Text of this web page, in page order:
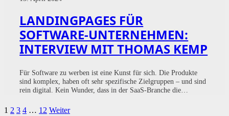
LANDINGPAGES FÜR
SOFTWARE-UNTERNEHMEN:
INTERVIEW MIT THOMAS KEMP
Für Software zu werben ist eine Kunst für sich. Die Produkte
sind komplex, haben oft sehr spezifische Zielgruppen – und sind
rein digital. Kein Wunder, dass in der SaaS-Branche die…
1 2 3 4 … 12 Weiter